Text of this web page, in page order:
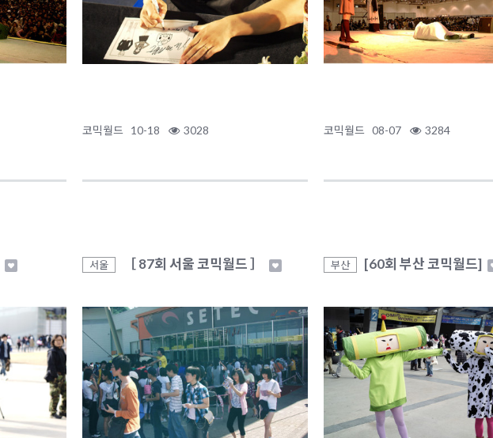
코믹월드 10-18 3028 코믹월드 08-07 3284
서울 ［ 87회 서울 코믹월드 ］ 부산 [60회 부산 코믹월드]